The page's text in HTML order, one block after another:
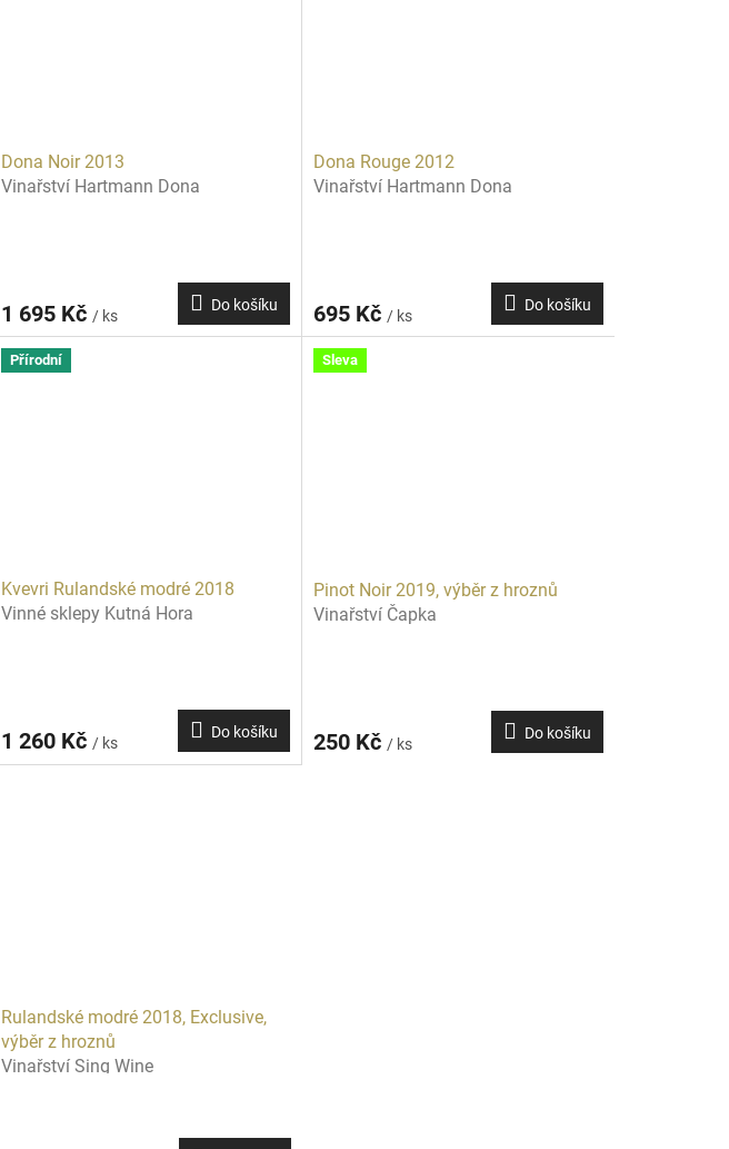
Dona Noir 2013
Vinařství Hartmann Dona
1 695 Kč / ks
Do košíku
Dona Rouge 2012
Vinařství Hartmann Dona
695 Kč / ks
Do košíku
Přírodní
Kvevri Rulandské modré 2018
Vinné sklepy Kutná Hora
1 260 Kč / ks
Do košíku
Sleva
Pinot Noir 2019, výběr z hroznů
Vinařství Čapka
250 Kč / ks
Do košíku
Rulandské modré 2018, Exclusive,
výběr z hroznů
Vinařství Sing Wine